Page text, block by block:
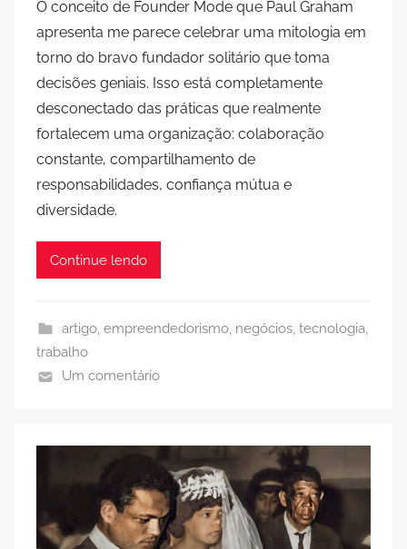
O conceito de Founder Mode que Paul Graham
apresenta me parece celebrar uma mitologia em
torno do bravo fundador solitário que toma
decisões geniais. Isso está completamente
desconectado das práticas que realmente
fortalecem uma organização: colaboração
constante, compartilhamento de
responsabilidades, confiança mútua e
diversidade.
Continue lendo
artigo, empreendedorismo, negócios, tecnologia,
trabalho
Um comentário